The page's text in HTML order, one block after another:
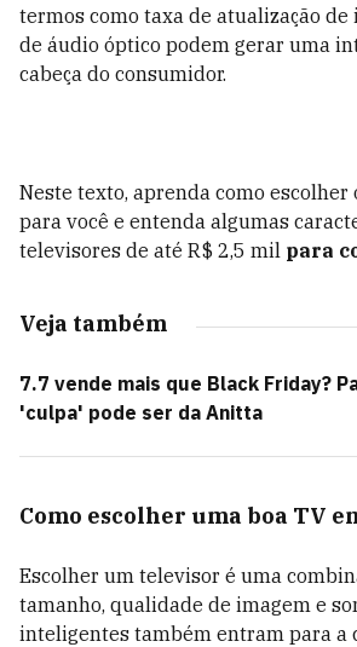
termos como taxa de atualização
de áudio óptico podem gerar uma
cabeça do consumidor.
Neste texto, aprenda como
para você e entenda algumas
televisores de até R$ 2,5 mil para
Veja também
7.7 vende mais que Black Friday?
'culpa' pode ser da Anitta
Como escolher uma boa TV
Escolher um televisor é uma
tamanho, qualidade de imagem e
inteligentes também entram para a